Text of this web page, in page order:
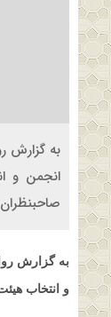
به گزارش
صاحبنظران
به گزارش
و انتخاب